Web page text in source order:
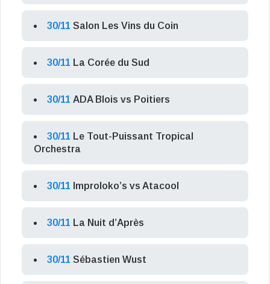
30/11 Salon Les Vins du Coin
30/11 La Corée du Sud
30/11 ADA Blois vs Poitiers
30/11 Le Tout-Puissant Tropical
Orchestra
30/11 Improloko’s vs Atacool
30/11 La Nuit d’Après
30/11 Sébastien Wust